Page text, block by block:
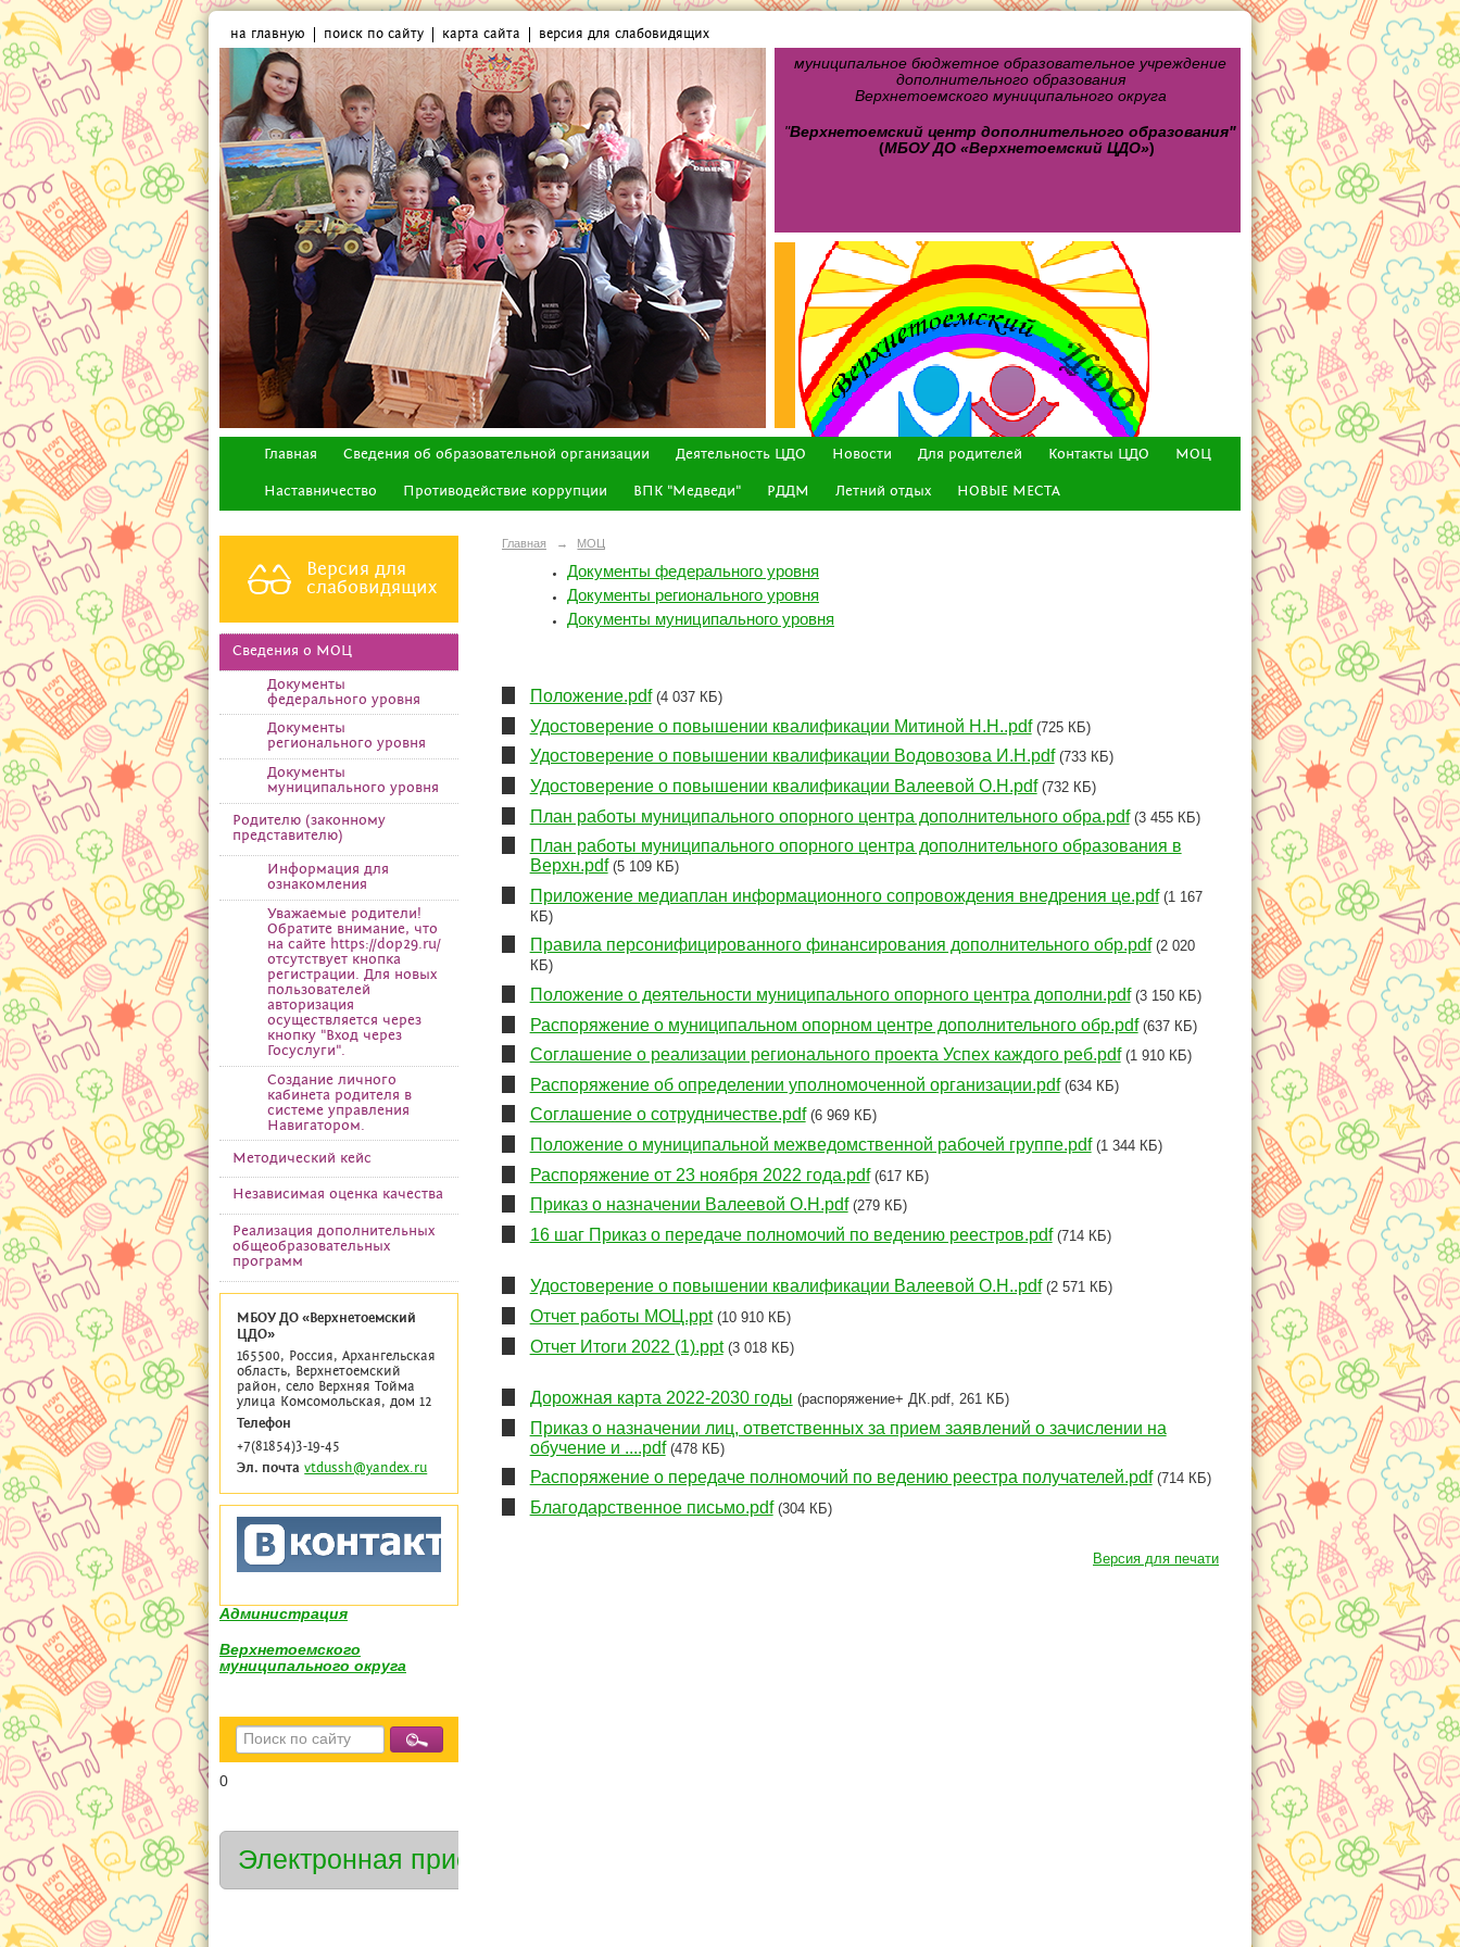
на главную поиск по сайту карта сайта версия для слабовидящих
муниципальное бюджетное образовательное учреждение
дополнительного образования
Верхнетоемского муниципального округа
"Верхнетоемский центр дополнительного образования"
(МБОУ ДО «Верхнетоемский ЦДО»)
Главная Сведения об образовательной организации Деятельность ЦДО Новости Для родителей Контакты ЦДО МОЦ
Наставничество Противодействие коррупции ВПК "Медведи" РДДМ Летний отдых НОВЫЕ МЕСТА
Версия для
слабовидящих
Сведения о МОЦ
Документы
федерального уровня
Документы
регионального уровня
Документы
муниципального уровня
Родителю (законному
представителю)
Информация для
ознакомления
Уважаемые родители!
Обратите внимание, что
на сайте https://dop29.ru/
отсутствует кнопка
регистрации. Для новых
пользователей
авторизация
осуществляется через
кнопку "Вход через
Госуслуги".
Создание личного
кабинета родителя в
системе управления
Навигатором.
Методический кейс
Независимая оценка качества
Реализация дополнительных
общеобразовательных
программ
МБОУ ДО «Верхнетоемский
ЦДО»
165500, Россия, Архангельская
область, Верхнетоемский
район, село Верхняя Тойма
улица Комсомольская, дом 12
Телефон
+7(81854)3-19-45
Эл. почта vtdussh@yandex.ru
Администрация
Верхнетоемского
муниципального округа
0
Электронная приемная
Главная → МОЦ
Документы федерального уровня
Документы регионального уровня
Документы муниципального уровня
Положение.pdf (4 037 КБ)
Удостоверение о повышении квалификации Митиной Н.Н..pdf (725 КБ)
Удостоверение о повышении квалификации Водовозова И.Н.pdf (733 КБ)
Удостоверение о повышении квалификации Валеевой О.Н.pdf (732 КБ)
План работы муниципального опорного центра дополнительного обра.pdf (3 455 КБ)
План работы муниципального опорного центра дополнительного образования в
Верхн.pdf (5 109 КБ)
Приложение медиаплан информационного сопровождения внедрения це.pdf (1 167
КБ)
Правила персонифицированного финансирования дополнительного обр.pdf (2 020
КБ)
Положение о деятельности муниципального опорного центра дополни.pdf (3 150 КБ)
Распоряжение о муниципальном опорном центре дополнительного обр.pdf (637 КБ)
Соглашение о реализации регионального проекта Успех каждого реб.pdf (1 910 КБ)
Распоряжение об определении уполномоченной организации.pdf (634 КБ)
Соглашение о сотрудничестве.pdf (6 969 КБ)
Положение о муниципальной межведомственной рабочей группе.pdf (1 344 КБ)
Распоряжение от 23 ноября 2022 года.pdf (617 КБ)
Приказ о назначении Валеевой О.Н.pdf (279 КБ)
16 шаг Приказ о передаче полномочий по ведению реестров.pdf (714 КБ)
Удостоверение о повышении квалификации Валеевой О.Н..pdf (2 571 КБ)
Отчет работы МОЦ.ppt (10 910 КБ)
Отчет Итоги 2022 (1).ppt (3 018 КБ)
Дорожная карта 2022-2030 годы (распоряжение+ ДК.pdf, 261 КБ)
Приказ о назначении лиц, ответственных за прием заявлений о зачислении на
обучение и ....pdf (478 КБ)
Распоряжение о передаче полномочий по ведению реестра получателей.pdf (714 КБ)
Благодарственное письмо.pdf (304 КБ)
Версия для печати